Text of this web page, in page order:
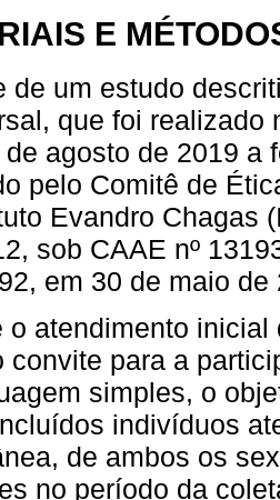
E
de um estudo
que foi realizado
agosto de 2019 a
pelo Comitê de
Evandro Chagas
sob CAAE nº
em 30 de maio de
o atendimento
convite para a
simples, o
indivíduos
de ambos os
no período da